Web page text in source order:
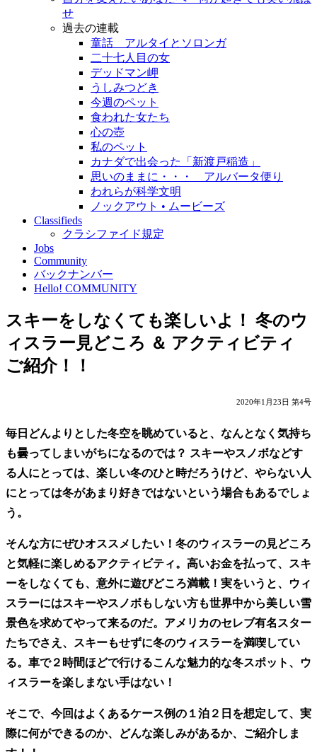
せ
過去の連載
童話 アルタイとソロンガ
二十七人目の女
デッドマン岬
うしみつどき
今週のペット
食われた女たち
心の壺
私のペット
カナダで出会った「新渡戸稲造」
思いのままに・・・ アルバータ便り
われらが科学文明
ノックアウト • ムービーズ
Classifieds
クラシファイド規定
Jobs
Community
バックナンバー
Hello! COMMUNITY
スキーをしなくても楽しいよ！ 冬のウ
ィスラー見どころ ＆ アクティビティ
ご紹介！！
2020年1月23日 第4号
毎日どんよりとした冬空を眺めていると、なんとなく気持ち
も曇ってしまいがちになるのでは？ スキーやスノボなどす
る人にとっては、楽しい冬のひと時だろうけど、やらない人
にとっては冬があまり好きではないという場合もあるでしょ
う。
そんな方にぜひオススメしたい！冬のウィスラーの見どころ
と気軽に楽しめるアクティビティ。高いお金を払って、スキ
ーをしなくても、意外に遊びどころ満載！実をいうと、ウィ
スラーにはスキーやスノボもしない方も世界中から美しい雪
景色を求めてやって来るのだ。アメリカのセレブ有名スター
たちでさえ、スキーもせずに冬のウィスラーを満喫してい
る。車で２時間ほどで行けるこんな魅力的な冬スポット、ウ
ィスラーを楽しまない手はない！
そこで、今回はよくあるケース例の１泊２日を想定して、実
際に何ができるのか、どんな楽しみがあるか、ご紹介しま